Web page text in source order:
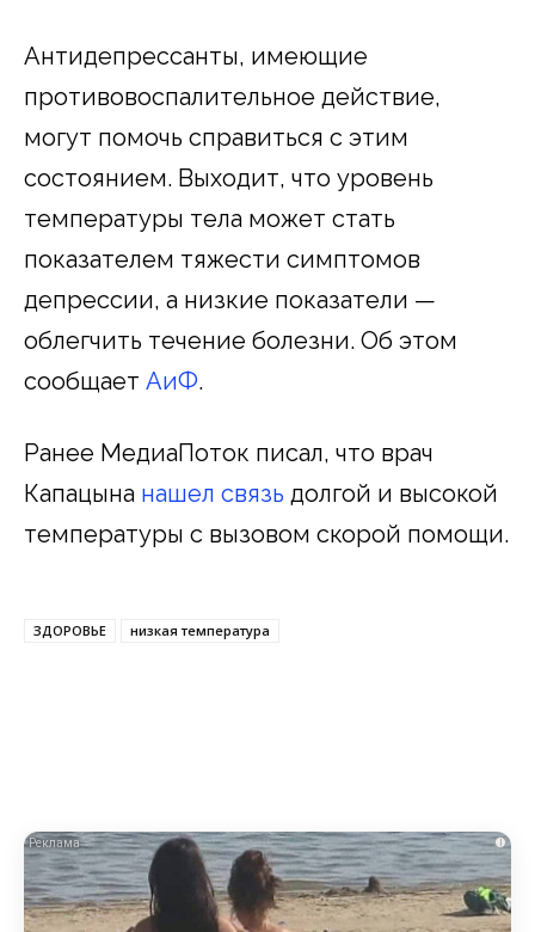
Антидепрессанты, имеющие
противовоспалительное действие,
могут помочь справиться с этим
состоянием. Выходит, что уровень
температуры тела может стать
показателем тяжести симптомов
депрессии, а низкие показатели —
облегчить течение болезни. Об этом
сообщает АиФ.
Ранее МедиаПоток писал, что врач
Капацына нашел связь долгой и высокой
температуры с вызовом скорой помощи.
ЗДОРОВЬЕ низкая температура
i